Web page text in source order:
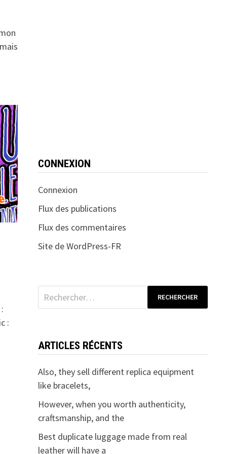
:
CONNEXION
Connexion
Flux des publications
Flux des commentaires
Site de WordPress-FR
Rechercher :
ARTICLES RÉCENTS
Also, they sell different replica equipment
like bracelets,
However, when you worth authenticity,
craftsmanship, and the
Best duplicate luggage made from real
leather will have a